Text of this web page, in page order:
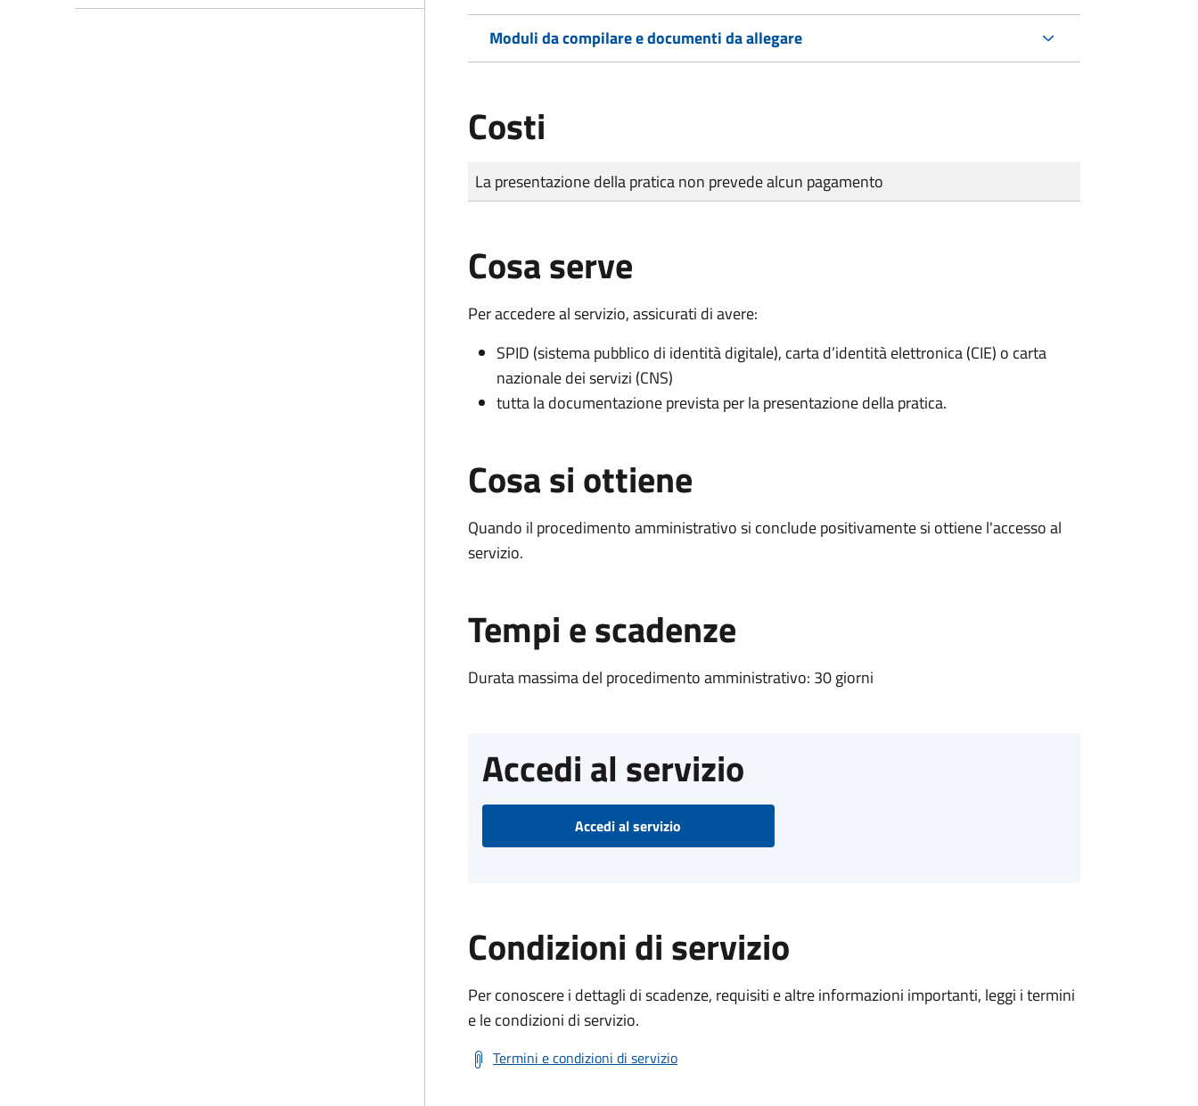
Moduli da compilare e documenti da allegare
Costi
Tipo di pagamento
Importo
La presentazione della pratica non prevede alcun pagamento
Cosa serve
Per accedere al servizio, assicurati di avere:
SPID (sistema pubblico di identità digitale), carta d’identità elettronica (CIE) o carta
nazionale dei servizi (CNS)
tutta la documentazione prevista per la presentazione della pratica.
Cosa si ottiene
Quando il procedimento amministrativo si conclude positivamente si ottiene l'accesso al
servizio.
Tempi e scadenze
Durata massima del procedimento amministrativo: 30 giorni
Accedi al servizio
Accedi al servizio
Condizioni di servizio
Per conoscere i dettagli di scadenze, requisiti e altre informazioni importanti, leggi i termini
e le condizioni di servizio.
Termini e condizioni di servizio